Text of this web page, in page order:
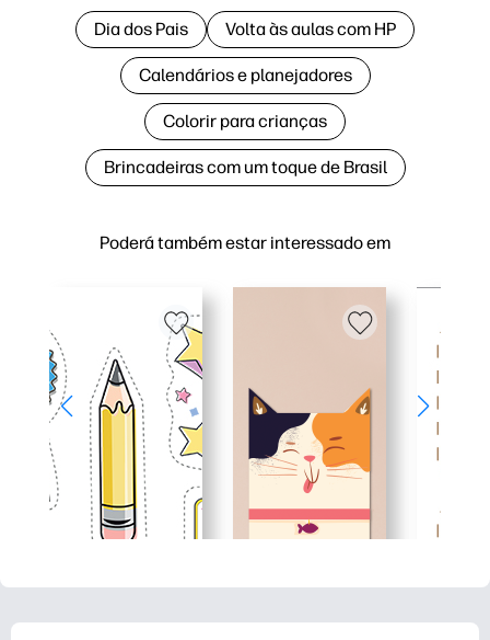
Poderá também estar interessado em
Dia dos Pais Volta às aulas com HP
Calendários e planejadores
Colorir para crianças
Brincadeiras com um toque de Brasil